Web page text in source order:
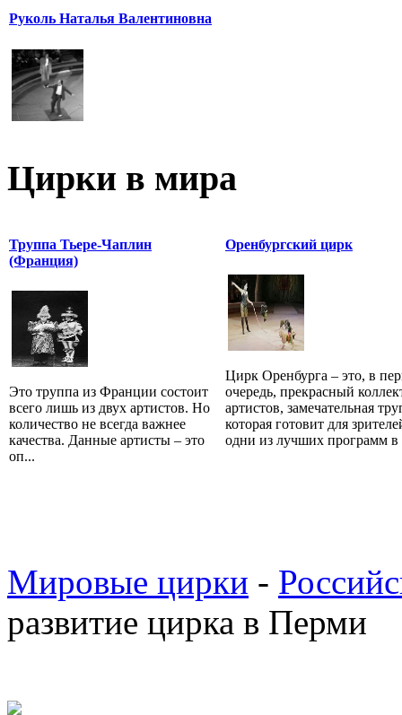
Руколь Наталья Валентиновна
Цирки в мира
Труппа Тьере-Чаплин
(Франция)
Это труппа из Франции состоит
всего лишь из двух артистов. Но
количество не всегда важнее
качества. Данные артисты – это
оп...
Оренбургский цирк
Цирк Оренбурга – это, в
очередь, прекрасный
артистов, замечательная
которая готовит для
одни из лучших программ в
Мировые цирки -
развитие цирка в Перми